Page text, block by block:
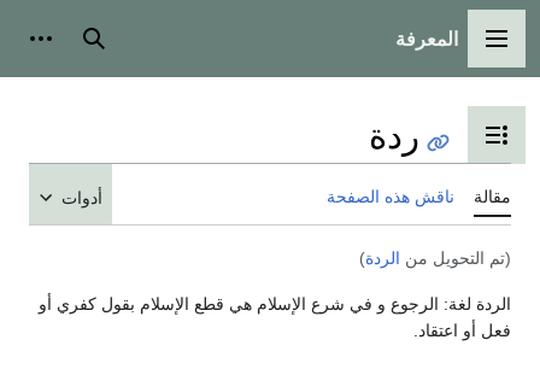
القائمة الرئيسية
المعرفة بحث
تبديل عرض جدول المحتويات
ردة
مقالة ناقش هذه الصفحة أدوات
(تم التحويل من الردة)
الردة لغة: الرجوع و في شرع الإسلام هي قطع الإسلام بقول كفري أو
فعل أو اعتقاد.